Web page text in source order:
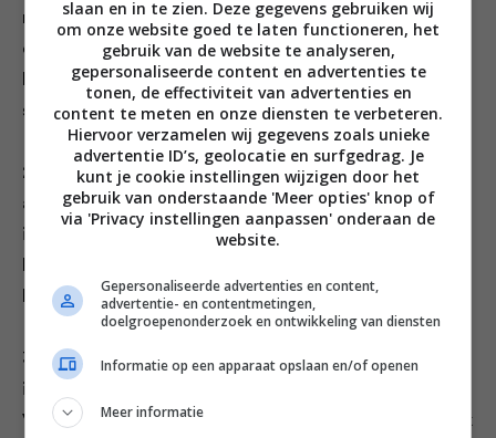
mengsel vooral niet koken. Giet alles in een maatbeker
en laat deze afkoelen tot de boter stolt. Schep de
harde boter voorzichtig van het bier en laat dit
smelten in een steelpan.
2. Doe de eidooiers in een keukenmachine, zet hem
aan en giet er in een dunne straal de gesmolten boter
in. Breng in een andere pan de melk met de honing en
het dooiermengsel in de keukenmachine.
3. Laat het ijsmengsel afkoelen en draai tot ijs in een
ijsmachine. Je kunt het ijs ook zonder machine maken.
Vries het dan gedurende 5 uur in op -18 ºC. Roer het elk
slaan en in te zien. Deze gegevens gebruiken wij
om onze website goed te laten functioneren, het
gebruik van de website te analyseren,
gepersonaliseerde content en advertenties te
tonen, de effectiviteit van advertenties en
content te meten en onze diensten te verbeteren.
Hiervoor verzamelen wij gegevens zoals unieke
advertentie ID’s, geolocatie en surfgedrag. Je
kunt je cookie instellingen wijzigen door het
gebruik van onderstaande 'Meer opties' knop of
via 'Privacy instellingen aanpassen' onderaan de
website.
Gepersonaliseerde advertenties en content,
advertentie- en contentmetingen,
doelgroepenonderzoek en ontwikkeling van diensten
Informatie op een apparaat opslaan en/of openen
Meer informatie